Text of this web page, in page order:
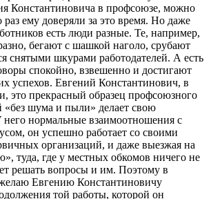
Константиновича в профсоюзе, можно
раз ему доверяли за это время. Но даже
есть люди разные. Те, например,
бегают с шашкой наголо, срубают
снятыми шкурами работодателей. А есть
спокойно, взвешенно и достигают
успехов. Евгений Константинович, в
это прекрасный образец профсоюзного
«без шума и пыли» делает свою
нормальные взаимоотношения с
он успешно работает со своими
организаций, и даже выезжая на
туда, где у местных обкомов ничего не
решать вопросы и им. Поэтому в
Евгению Константиновичу
той работы, которой он